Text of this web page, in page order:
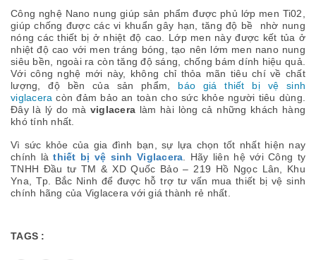
Công nghệ Nano nung giúp sản phẩm được phủ lớp men Ti02,
giúp chống được các vi khuẩn gây hạn, tăng độ bề nhờ nung
nóng các thiết bị ở nhiệt độ cao. Lớp men này được kết tủa ở
nhiệt độ cao với men tráng bóng, tạo nên lớm men nano nung
siêu bền, ngoài ra còn tăng độ sáng, chống bám dính hiệu quả.
Với công nghệ mới này, không chỉ thỏa mãn tiêu chí về chất
lượng, độ bền của sản phẩm, báo giáthiết bị vệ sinh
viglacera còn đảm bảo an toàn cho sức khỏe người tiêu dùng.
Đây là lý do mà viglacera làm hài lòng cả những khách hàng
khó tính nhất.
Vì sức khỏe của gia đình bạn, sự lựa chọn tốt nhất hiện nay
chính làthiết bị vệ sinh Viglacera . Hãy liên hệ với Công ty
TNHH Đầu tư TM & XD Quốc Bảo – 219 Hồ Ngọc Lân, Khu
Yna, Tp. Bắc Ninh để được hỗ trợ tư vấn mua thiết bị vệ sinh
chính hãng của Viglacera với giá thành rẻ nhất.
TAGS :